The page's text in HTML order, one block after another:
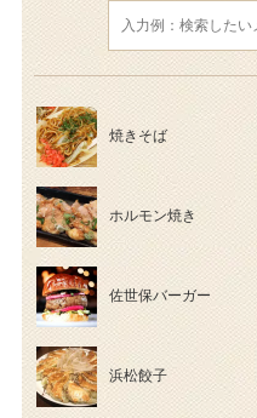
焼きそば
ホルモン焼き
佐世保バーガー
浜松餃子